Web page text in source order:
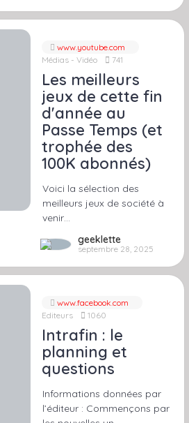
www.youtube.com
Médias - Vidéo
741
Les meilleurs
jeux de cette fin
d'année au
Passe Temps (et
trophée des
100K abonnés)
Voici la sélection des
meilleurs jeux de société à
venir…
geeklette
septembre 28, 2025
www.facebook.com
Editeurs
1060
Intrafin : le
planning et
questions
Informations données par
l’éditeur : Commençons par